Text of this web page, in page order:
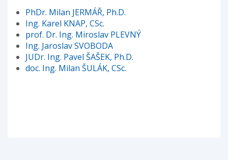
PhDr. Milan JERMÁŘ, Ph.D.
Ing. Karel KNAP, CSc.
prof. Dr. Ing. Miroslav PLEVNÝ
Ing. Jaroslav SVOBODA
JUDr. Ing. Pavel ŠAŠEK, Ph.D.
doc. Ing. Milan ŠULÁK, CSc.